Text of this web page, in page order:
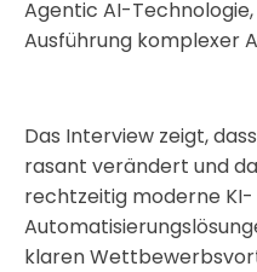
Agentic AI-
Ausführung komplexer
Das Interview zeigt,
rasant verändert und
rechtzeitig moderne KI-
klaren